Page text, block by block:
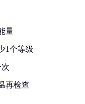
量
1个等级
次
再检查